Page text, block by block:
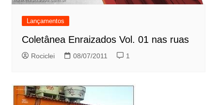
Lançamentos
Coletânea Enraizados Vol. 01 nas ruas
Rociclei 08/07/2011 1